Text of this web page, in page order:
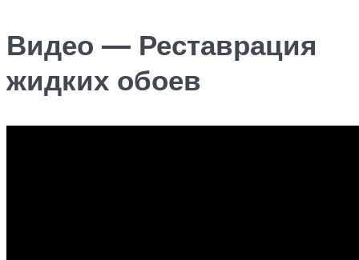
Видео — Реставрация
жидких обоев